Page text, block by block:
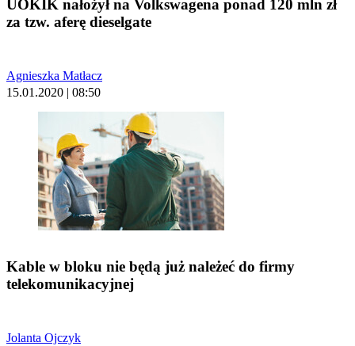
UOKIK nałożył na Volkswagena ponad 120 mln zł
za tzw. aferę dieselgate
Agnieszka Matłacz
15.01.2020 | 08:50
Kable w bloku nie będą już należeć do firmy
telekomunikacyjnej
Jolanta Ojczyk